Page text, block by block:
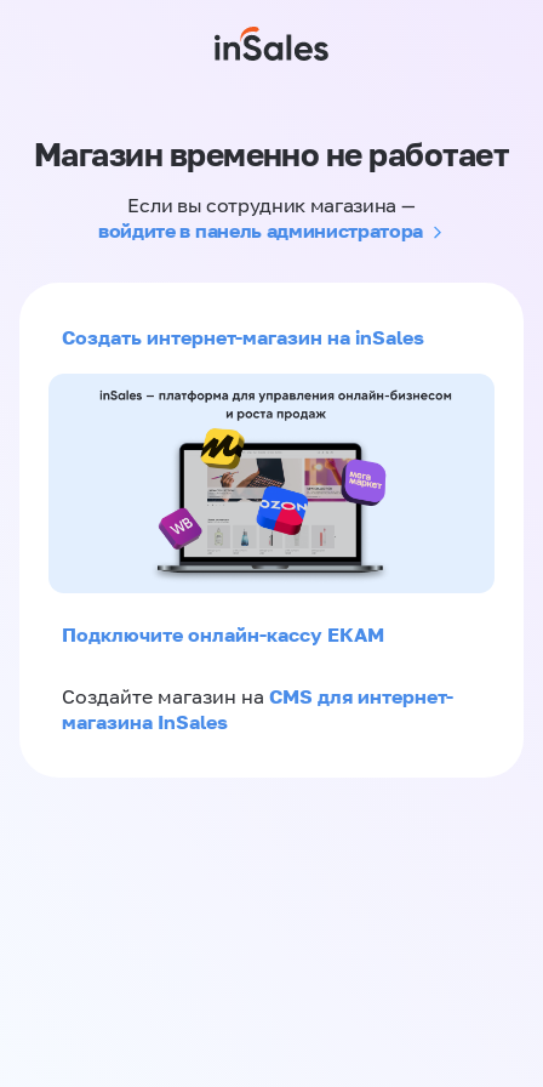
Магазин временно не работает
Если вы сотрудник магазина —
войдите в панель администратора
Создать интернет-магазин на inSales
Подключите онлайн-кассу ЕКАМ
Создайте магазин на CMS для интернет-
магазина InSales